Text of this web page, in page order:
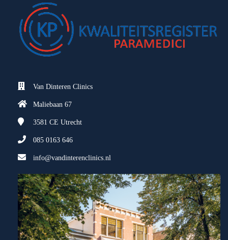
Van Dinteren Clinics
Maliebaan 67
3581 CE Utrecht
085 0163 646
info@vandinterenclinics.nl